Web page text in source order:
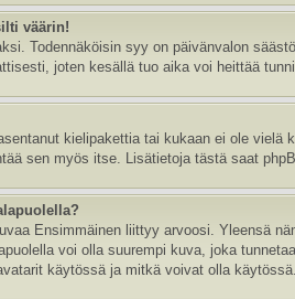
väärin!
Todennäköisin syy on päivänvalon
joten kesällä tuo aika voi heittää
kielipakettia tai kukaan ei ole
sen myös itse. Lisätietoja tästä saat
Ensimmäinen liittyy arvoosi. Yleensä
voi olla suurempi kuva, joka
käytössä ja mitkä voivat olla